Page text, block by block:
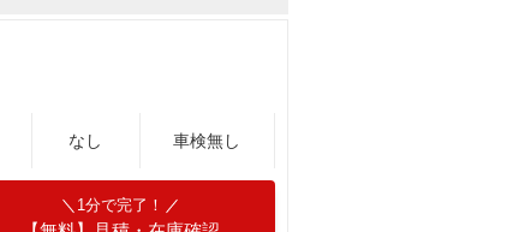
なし 車検無し
1分で完了！